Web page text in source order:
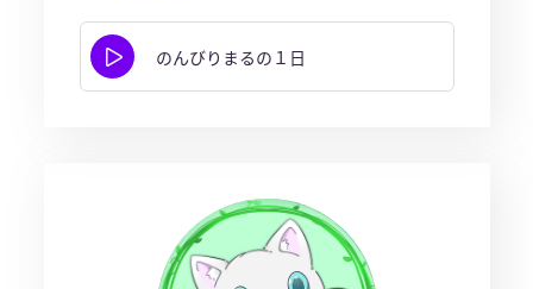
のんびりまるの１日